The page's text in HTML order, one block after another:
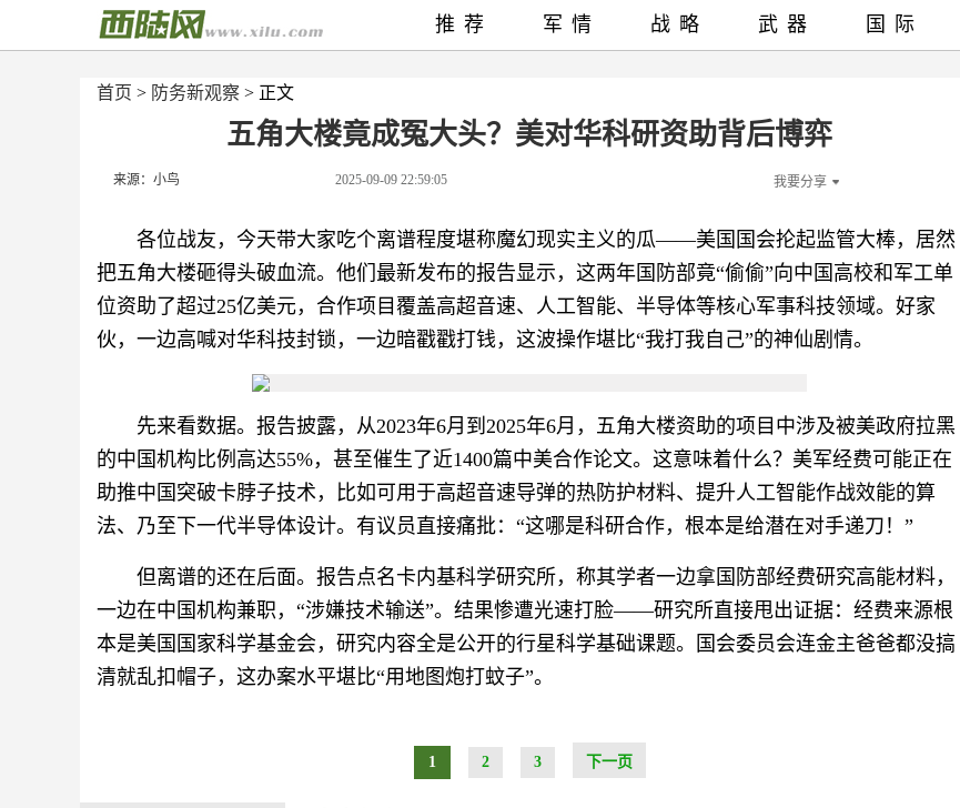
首页 > 防务新观察 > 正文
五角大楼竟成冤大头？美对华科研资助背后博弈
来源：小鸟 2025-09-09 22:59:05 我要分享
各位战友，今天带大家吃个离谱程度堪称魔幻现实主义的瓜——美国国会抡起监管大棒，居然
把五角大楼砸得头破血流。他们最新发布的报告显示，这两年国防部竟“偷偷”向中国高校和军工单
位资助了超过25亿美元，合作项目覆盖高超音速、人工智能、半导体等核心军事科技领域。好家
伙，一边高喊对华科技封锁，一边暗戳戳打钱，这波操作堪比“我打我自己”的神仙剧情。
先来看数据。报告披露，从2023年6月到2025年6月，五角大楼资助的项目中涉及被美政府拉黑
的中国机构比例高达55%，甚至催生了近1400篇中美合作论文。这意味着什么？美军经费可能正在
助推中国突破卡脖子技术，比如可用于高超音速导弹的热防护材料、提升人工智能作战效能的算
法、乃至下一代半导体设计。有议员直接痛批：“这哪是科研合作，根本是给潜在对手递刀！”
但离谱的还在后面。报告点名卡内基科学研究所，称其学者一边拿国防部经费研究高能材料，
一边在中国机构兼职，“涉嫌技术输送”。结果惨遭光速打脸——研究所直接甩出证据：经费来源根
本是美国国家科学基金会，研究内容全是公开的行星科学基础课题。国会委员会连金主爸爸都没搞
清就乱扣帽子，这办案水平堪比“用地图炮打蚊子”。
1 2 3 下一页
推荐 军情 战略 武器 国际